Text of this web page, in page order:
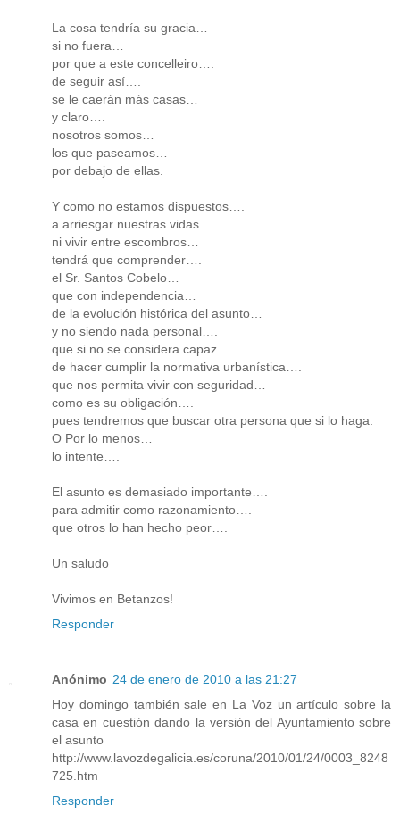
La cosa tendría su gracia…
si no fuera…
por que a este concelleiro….
de seguir así….
se le caerán más casas…
y claro….
nosotros somos…
los que paseamos…
por debajo de ellas.
Y como no estamos dispuestos….
a arriesgar nuestras vidas…
ni vivir entre escombros…
tendrá que comprender….
el Sr. Santos Cobelo…
que con independencia…
de la evolución histórica del asunto…
y no siendo nada personal….
que si no se considera capaz…
de hacer cumplir la normativa urbanística….
que nos permita vivir con seguridad…
como es su obligación….
pues tendremos que buscar otra persona que si lo haga.
O Por lo menos…
lo intente….
El asunto es demasiado importante….
para admitir como razonamiento….
que otros lo han hecho peor….
Un saludo
Vivimos en Betanzos!
Responder
Anónimo 24 de enero de 2010 a las 21:27
Hoy domingo también sale en La Voz un artículo sobre la
casa en cuestión dando la versión del Ayuntamiento sobre
el asunto
http://www.lavozdegalicia.es/coruna/2010/01/24/0003_8248
725.htm
Responder